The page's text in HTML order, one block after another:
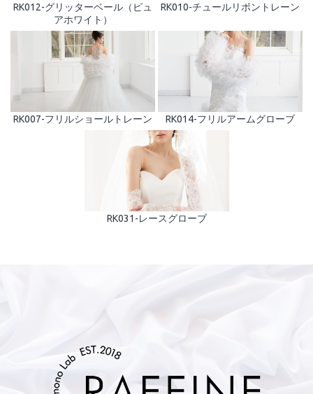
RK012-グリッターベール（ピュ
アホワイト）
RK010-チュールリボントレーン
RK007-フリルショールトレーン RK014-フリルアームグローブ
RK031-レースグローブ